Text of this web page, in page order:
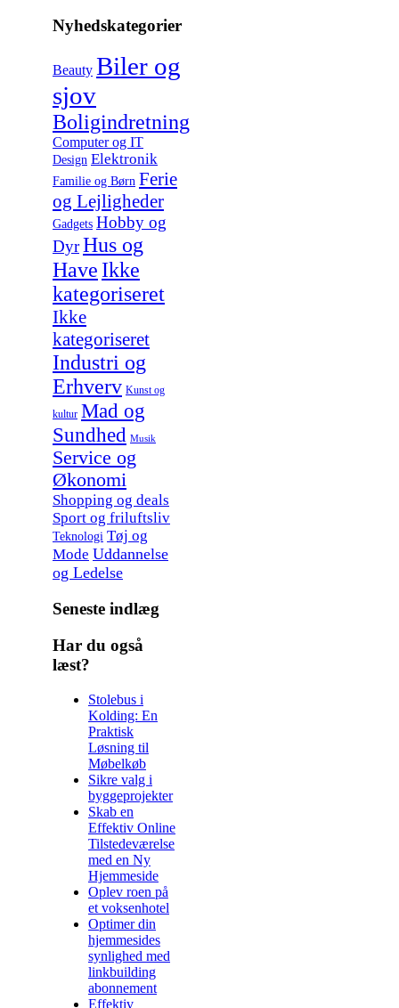
Nyhedskategorier
Beauty Biler og
sjov
Boligindretning
Computer og IT
Design Elektronik
Familie og Børn Ferie
og Lejligheder
Gadgets Hobby og
DyrHus og
Have Ikke
kategoriseret
Ikke
kategoriseret
Industri og
Erhverv Kunst og
kultur Mad og
Sundhed Musik
Service og
Økonomi
Shopping og deals
Sport og friluftsliv
Teknologi Tøj og
Mode Uddannelse
og Ledelse
Seneste indlæg
Har du også
læst?
Stolebus i
Kolding: En
Praktisk
Løsning til
Møbelkøb
Sikre valg i
byggeprojekter
Skab en
Effektiv Online
Tilstedeværelse
med en Ny
Hjemmeside
Oplev roen på
et voksenhotel
Optimer din
hjemmesides
synlighed med
linkbuilding
abonnement
Effektiv